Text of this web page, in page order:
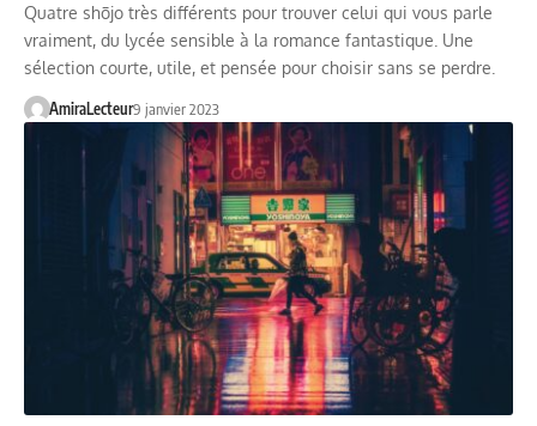
Quatre shōjo très différents pour trouver celui qui vous parle
vraiment, du lycée sensible à la romance fantastique. Une
sélection courte, utile, et pensée pour choisir sans se perdre.
AmiraLecteur9 janvier 2023